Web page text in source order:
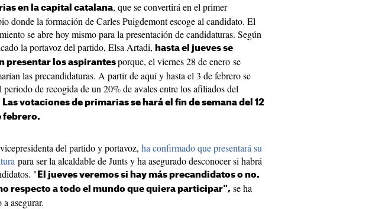
en la capital catalana, que se convertirá en el primer
donde la formación de Carles Puigdemont escoge al candidato. El
se abre hoy mismo para la presentación de candidaturas. Según
la portavoz del partido, Elsa Artadi, hasta el jueves se
presentar los aspirantes porque, el viernes 28 de enero se
las precandidaturas. A partir de aquí y hasta el 3 de febrero se
periodo de recogida de un 20% de avales entre los afiliados del
Las votaciones de primarias se hará el fin de semana del 12
febrero.
del partido y portavoz, ha confirmado que presentará su
para ser la alcaldable de Junts y ha asegurado desconocer si habrá
" El jueves veremos si hay más precandidatos o no.
respecto a todo el mundo que quiera participar", se ha
asegurar.